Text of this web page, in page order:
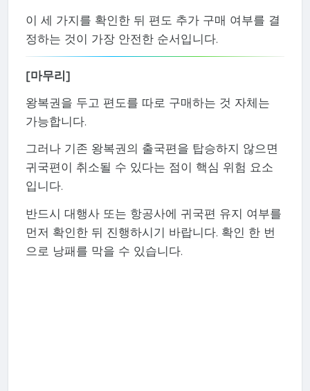
이 세 가지를 확인한 뒤 편도 추가 구매 여부를 결
정하는 것이 가장 안전한 순서입니다.
[마무리]
왕복권을 두고 편도를 따로 구매하는 것 자체는
가능합니다.
그러나 기존 왕복권의 출국편을 탑승하지 않으면
귀국편이 취소될 수 있다는 점이 핵심 위험 요소
입니다.
반드시 대행사 또는 항공사에 귀국편 유지 여부를
먼저 확인한 뒤 진행하시기 바랍니다. 확인 한 번
으로 낭패를 막을 수 있습니다.